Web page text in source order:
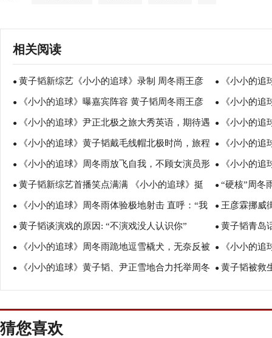
相关阅读
● 黄子韬新综艺《小小的追球》录制 周冬雨王彦
霖尹正加盟
● 《小小的
极之旅曝光
● 《小小的追球》曝嘉宾阵容 黄子韬周冬雨王彦
霖尹正首度合体
● 《小小的
极猪吓到惊叫
● 《小小的追球》尹正北极之旅大秀英语，期待遇
见大自然的新“朋友”
● 《小小的
罚“下跪”大喊
● 《小小的追球》黄子韬戴毛线帽北极时尚，旅程
还未开启大喊“害怕”
● 《小小的
攀雪山惊险重
● 《小小的追球》周冬雨放飞自我，不顾女演员形
象大口吃蛋糕
● 《小小的
雨送“兄弟团”
● 黄子韬新综艺首播笑点满满 《小小的追球》挺
进北极圈
● “硬核”周冬
● 《小小的追球》周冬雨体验极地射击 直呼：“我
太娘了。”
● 王彦霖挪威
食一碗面
● 黄子韬谈演戏的原因: “不演戏没人认识你” ● 黄子韬青岛
继续北极旅途
● 《小小的追球》周冬雨跪地逗雪橇犬，无奈反被
扑倒在地
● 《小小的
学引关注
● 《小小的追球》黄子韬、尹正雪地合力托举周冬
雨
● 黄子韬被救
爱
猜您喜欢